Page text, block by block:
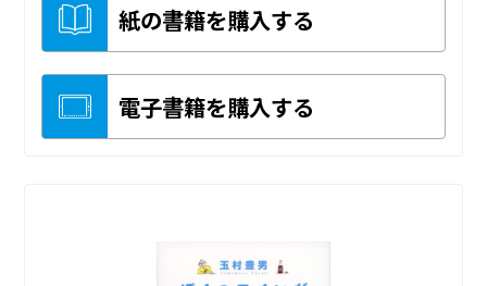
紙の書籍を購入する
電子書籍を購入する